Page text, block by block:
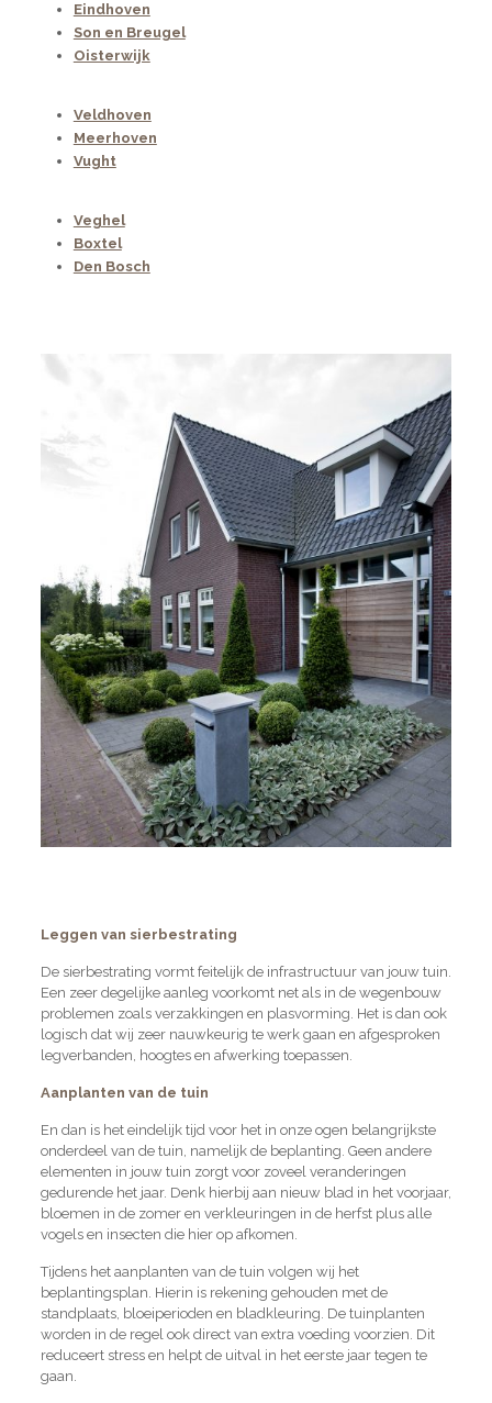
Eindhoven
Son en Breugel
Oisterwijk
Veldhoven
Meerhoven
Vught
Veghel
Boxtel
Den Bosch
Leggen van sierbestrating
De sierbestrating vormt feitelijk de infrastructuur van jouw tuin.
Een zeer degelijke aanleg voorkomt net als in de wegenbouw
problemen zoals verzakkingen en plasvorming. Het is dan ook
logisch dat wij zeer nauwkeurig te werk gaan en afgesproken
legverbanden, hoogtes en afwerking toepassen.
Aanplanten van de tuin
En dan is het eindelijk tijd voor het in onze ogen belangrijkste
onderdeel van de tuin, namelijk de beplanting. Geen andere
elementen in jouw tuin zorgt voor zoveel veranderingen
gedurende het jaar. Denk hierbij aan nieuw blad in het voorjaar,
bloemen in de zomer en verkleuringen in de herfst plus alle
vogels en insecten die hier op afkomen.
Tijdens het aanplanten van de tuin volgen wij het
beplantingsplan. Hierin is rekening gehouden met de
standplaats, bloeiperioden en bladkleuring. De tuinplanten
worden in de regel ook direct van extra voeding voorzien. Dit
reduceert stress en helpt de uitval in het eerste jaar tegen te
gaan.